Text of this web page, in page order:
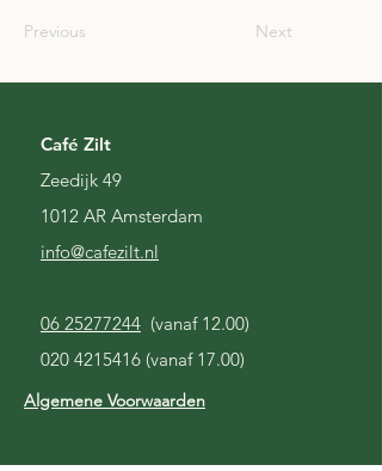
Previous Next
Café Zilt
Zeedijk 49
1012 AR Amsterdam
info@cafezilt.nl
06 25277244 (vanaf 12.00)
020 4215416 (vanaf 17.00)
Algemene Voorwaarden